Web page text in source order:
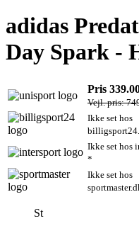
adidas
Day Spark -
Pris
Vejl. pris:
Ikke set hos
Ikke set hos
*
Ikke set hos
St